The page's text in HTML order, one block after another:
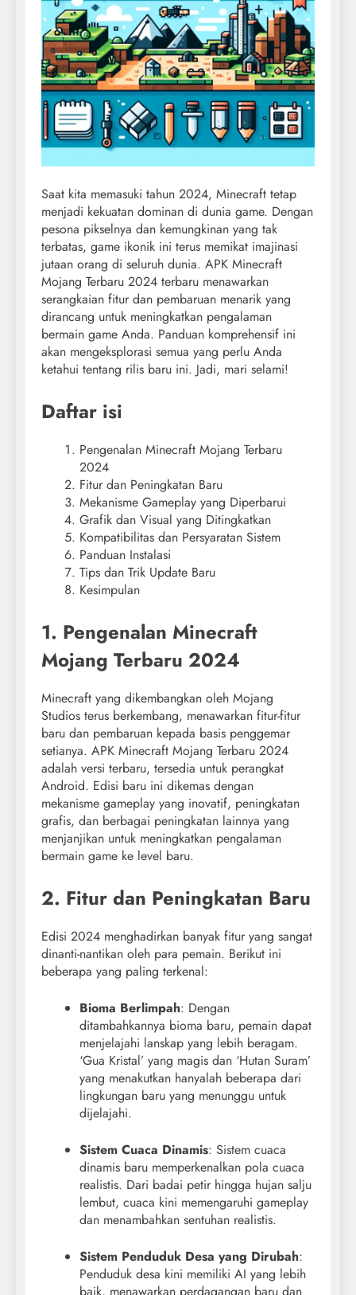
Saat kita memasuki tahun 2024, Minecraft tetap
menjadi kekuatan dominan di dunia game. Dengan
pesona pikselnya dan kemungkinan yang tak
terbatas, game ikonik ini terus memikat imajinasi
jutaan orang di seluruh dunia. APK Minecraft
Mojang Terbaru 2024 terbaru menawarkan
serangkaian fitur dan pembaruan menarik yang
dirancang untuk meningkatkan pengalaman
bermain game Anda. Panduan komprehensif ini
akan mengeksplorasi semua yang perlu Anda
ketahui tentang rilis baru ini. Jadi, mari selami!
Daftar isi
Pengenalan Minecraft Mojang Terbaru
2024
Fitur dan Peningkatan Baru
Mekanisme Gameplay yang Diperbarui
Grafik dan Visual yang Ditingkatkan
Kompatibilitas dan Persyaratan Sistem
Panduan Instalasi
Tips dan Trik Update Baru
Kesimpulan
1. Pengenalan Minecraft
Mojang Terbaru 2024
Minecraft yang dikembangkan oleh Mojang
Studios terus berkembang, menawarkan fitur-fitur
baru dan pembaruan kepada basis penggemar
setianya. APK Minecraft Mojang Terbaru 2024
adalah versi terbaru, tersedia untuk perangkat
Android. Edisi baru ini dikemas dengan
mekanisme gameplay yang inovatif, peningkatan
grafis, dan berbagai peningkatan lainnya yang
menjanjikan untuk meningkatkan pengalaman
bermain game ke level baru.
2. Fitur dan Peningkatan Baru
Edisi 2024 menghadirkan banyak fitur yang sangat
dinanti-nantikan oleh para pemain. Berikut ini
beberapa yang paling terkenal:
Bioma Berlimpah: Dengan
ditambahkannya bioma baru, pemain dapat
menjelajahi lanskap yang lebih beragam.
‘Gua Kristal’ yang magis dan ‘Hutan Suram’
yang menakutkan hanyalah beberapa dari
lingkungan baru yang menunggu untuk
dijelajahi.
Sistem Cuaca Dinamis: Sistem cuaca
dinamis baru memperkenalkan pola cuaca
realistis. Dari badai petir hingga hujan salju
lembut, cuaca kini memengaruhi gameplay
dan menambahkan sentuhan realistis.
Sistem Penduduk Desa yang Dirubah:
Penduduk desa kini memiliki AI yang lebih